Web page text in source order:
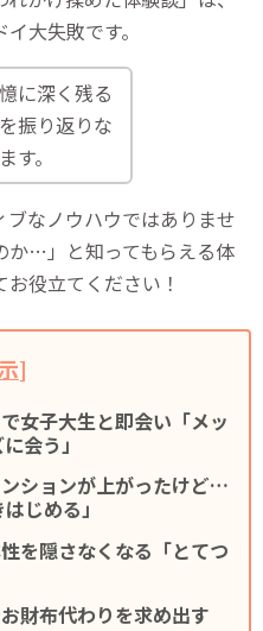
大失敗です。
に深く残る
振り返りな
す。
なノウハウではありませ
か…」と知ってもらえる体
役立てください！
]
女子大生と即会い「メッ
会う」
ションが上がったけど…
じめる」
を隠さなくなる「とてつ
財布代わりを求め出す